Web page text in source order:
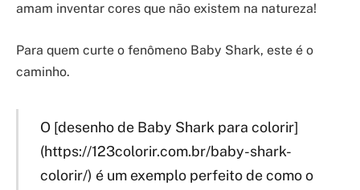
amam inventar cores que não existem na natureza!
Para quem curte o fenômeno Baby Shark, este é o
caminho.
O [desenho de Baby Shark para colorir]
(https://123colorir.com.br/baby-shark-
colorir/) é um exemplo perfeito de como o